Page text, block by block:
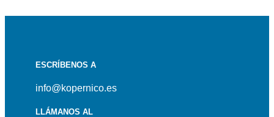
ESCRÍBENOS A
info@kopernico.es
LLÁMANOS AL